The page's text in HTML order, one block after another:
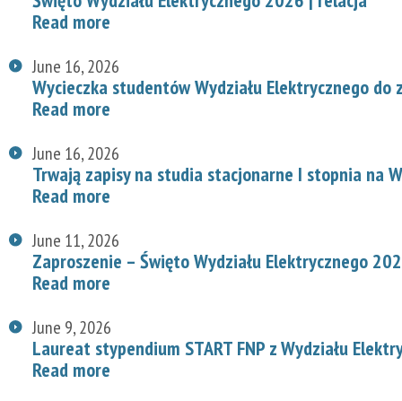
Read more
June 16, 2026
Wycieczka studentów Wydziału Elektrycznego
Read more
June 16, 2026
Trwają zapisy na studia stacjonarne I stopnia na
Read more
June 11, 2026
Zaproszenie – Święto Wydziału Elektrycznego
Read more
June 9, 2026
Laureat stypendium START FNP z Wydziału
Read more